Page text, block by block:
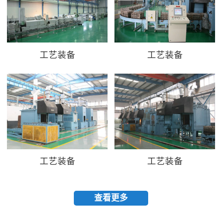
工艺装备 工艺装备
工艺装备 工艺装备
查看更多